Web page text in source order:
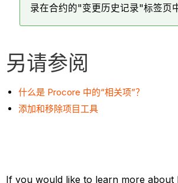
录在合约的"变更历史记录"标签页中
另请参阅
什么是 Procore 中的“相关项”？
添加和移除项目工具
If you would like to learn more about